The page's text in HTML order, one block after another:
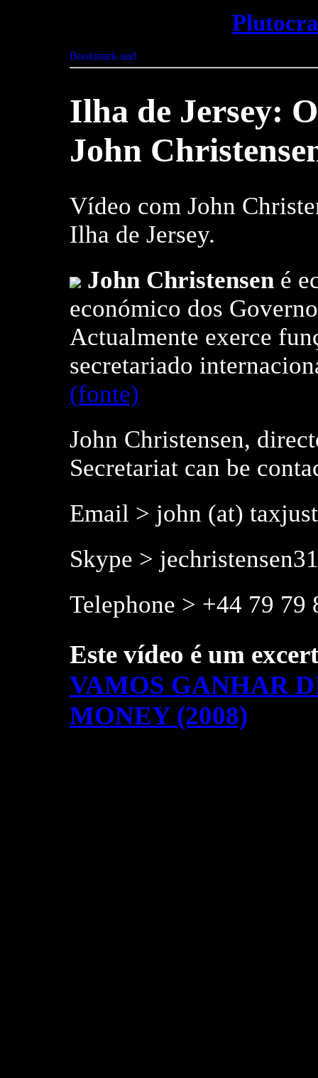
Ilha de Jersey:
John
Vídeo com John
Ilha de Jersey.
John Christensen é
económico dos
Actualmente exerce
secretariado
(fonte)
John Christensen,
Secretariat can be
Email > john (at)
Skype >
Telephone > +44 79
Este vídeo é um
VAMOS GANHAR
MONEY (2008)